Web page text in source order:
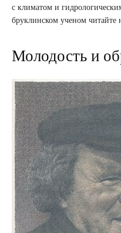
с климатом и
бруклинском ученом читайте
Молодость и